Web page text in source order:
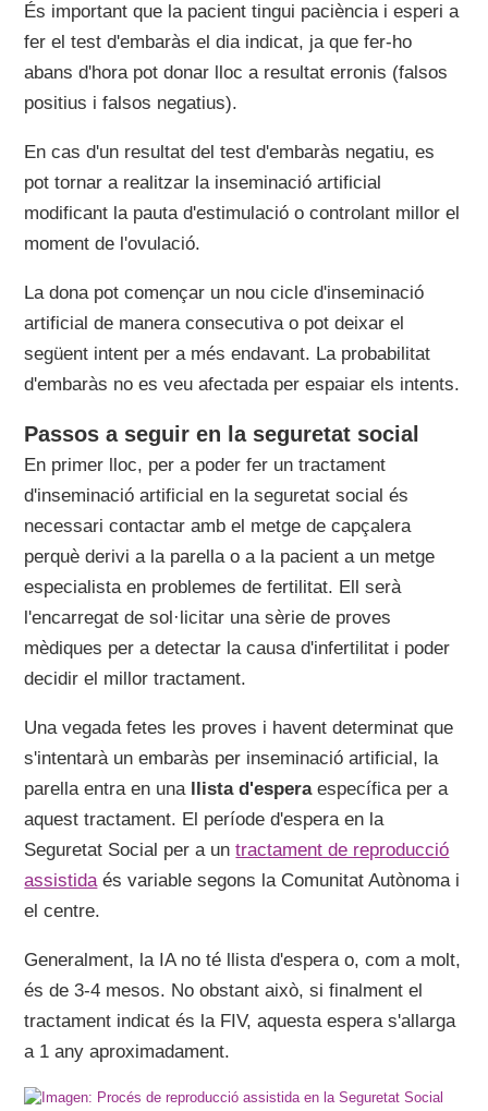
És important que la pacient tingui paciència i esperi a
fer el test d'embaràs el dia indicat, ja que fer-ho
abans d'hora pot donar lloc a resultat erronis (falsos
positius i falsos negatius).
En cas d'un resultat del test d'embaràs negatiu, es
pot tornar a realitzar la inseminació artificial
modificant la pauta d'estimulació o controlant millor el
moment de l'ovulació.
La dona pot començar un nou cicle d'inseminació
artificial de manera consecutiva o pot deixar el
següent intent per a més endavant. La probabilitat
d'embaràs no es veu afectada per espaiar els intents.
Passos a seguir en la seguretat social
En primer lloc, per a poder fer un tractament
d'inseminació artificial en la seguretat social és
necessari contactar amb el metge de capçalera
perquè derivi a la parella o a la pacient a un metge
especialista en problemes de fertilitat. Ell serà
l'encarregat de sol·licitar una sèrie de proves
mèdiques per a detectar la causa d'infertilitat i poder
decidir el millor tractament.
Una vegada fetes les proves i havent determinat que
s'intentarà un embaràs per inseminació artificial, la
parella entra en una
llista d'esperaespecífica per a
aquest tractament. El període d'espera en la
Seguretat Social per a untractament de reproducció
assistidaés variable segons la Comunitat Autònoma i
el centre.
Generalment, la IA no té llista d'espera o, com a molt,
és de 3-4 mesos. No obstant això, si finalment el
tractament indicat és la FIV, aquesta espera s'allarga
a 1 any aproximadament.